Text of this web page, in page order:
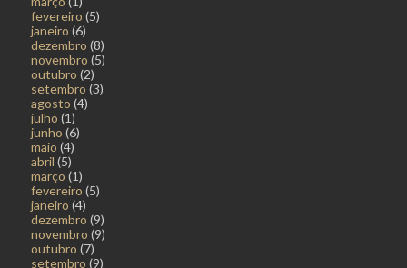
fevereiro (5)
janeiro (6)
dezembro (8)
novembro (5)
outubro (2)
setembro (3)
agosto (4)
julho (1)
junho (6)
maio (4)
abril (5)
março (1)
fevereiro (5)
janeiro (4)
dezembro (9)
novembro (9)
outubro (7)
setembro (9)